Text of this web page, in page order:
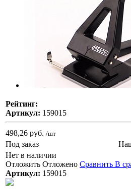
Рейтинг:
Артикул: 159015
498,26 руб. /шт
Под заказ
Нет в наличии
Отложить Отложено Сравнить В
Артикул: 159015